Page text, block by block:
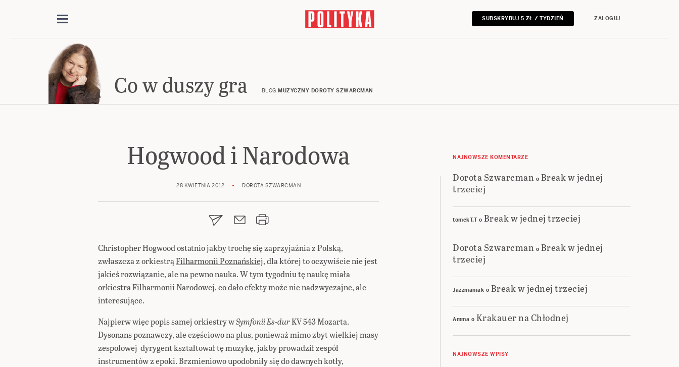
SUBSKRYBUJ 5 ZŁ / TYDZIEŃ ZALOGUJ
Co w duszy gra BLOG MUZYCZNY DOROTY SZWARCMAN
Hogwood i Narodowa
28 KWIETNIA 2012 DOROTA SZWARCMAN
Christopher Hogwood ostatnio jakby trochę się zaprzyjaźnia z Polską,
zwłaszcza z orkiestrąFilharmonii Poznańskiej, dla której to oczywiście nie jest
jakieś rozwiązanie, ale na pewno nauka. W tym tygodniu tę naukę miała
orkiestra Filharmonii Narodowej, co dało efekty może nie nadzwyczajne, ale
interesujące.
Najpierw więc popis samej orkiestry wSymfonii Es-durKV 543 Mozarta.
Dysonans poznawczy, ale częściowo na plus, ponieważ mimo zbyt wielkiej masy
zespołowej dyrygent kształtował tę muzykę, jakby prowadził zespół
instrumentów z epoki. Brzmieniowo upodobniły się do dawnych kotły,
NAJNOWSZE KOMENTARZE
Dorota Szwarcman o Break w jednej
trzeciej
tomekT.To Break w jednej trzeciej
Dorota Szwarcman o Break w jednej
trzeciej
Jazzmaniak o Break w jednej trzeciej
Amma o Krakauer na Chłodnej
NAJNOWSZE WPISY